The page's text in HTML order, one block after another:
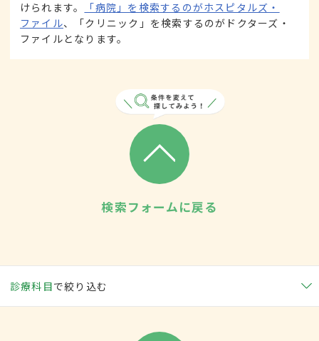
けられます。
「病院」を検索するのがホスピタルズ・
ファイル、「クリニック」を検索するのがドクターズ・
ファイルとなります。
検索フォームに戻る
診療科目で絞り込む